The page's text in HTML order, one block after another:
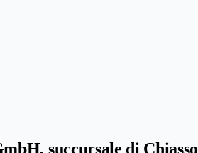
succursale di Chiasso